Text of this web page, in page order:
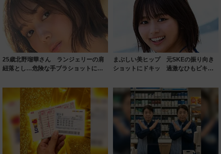
25歳北野瑠華さん ランジェリーの肩
紐落とし…危険な手ブラショットに挑
まぶしい美ヒップ 元SKEの振り向き
ショットにドキッ 過激なひもビキニ